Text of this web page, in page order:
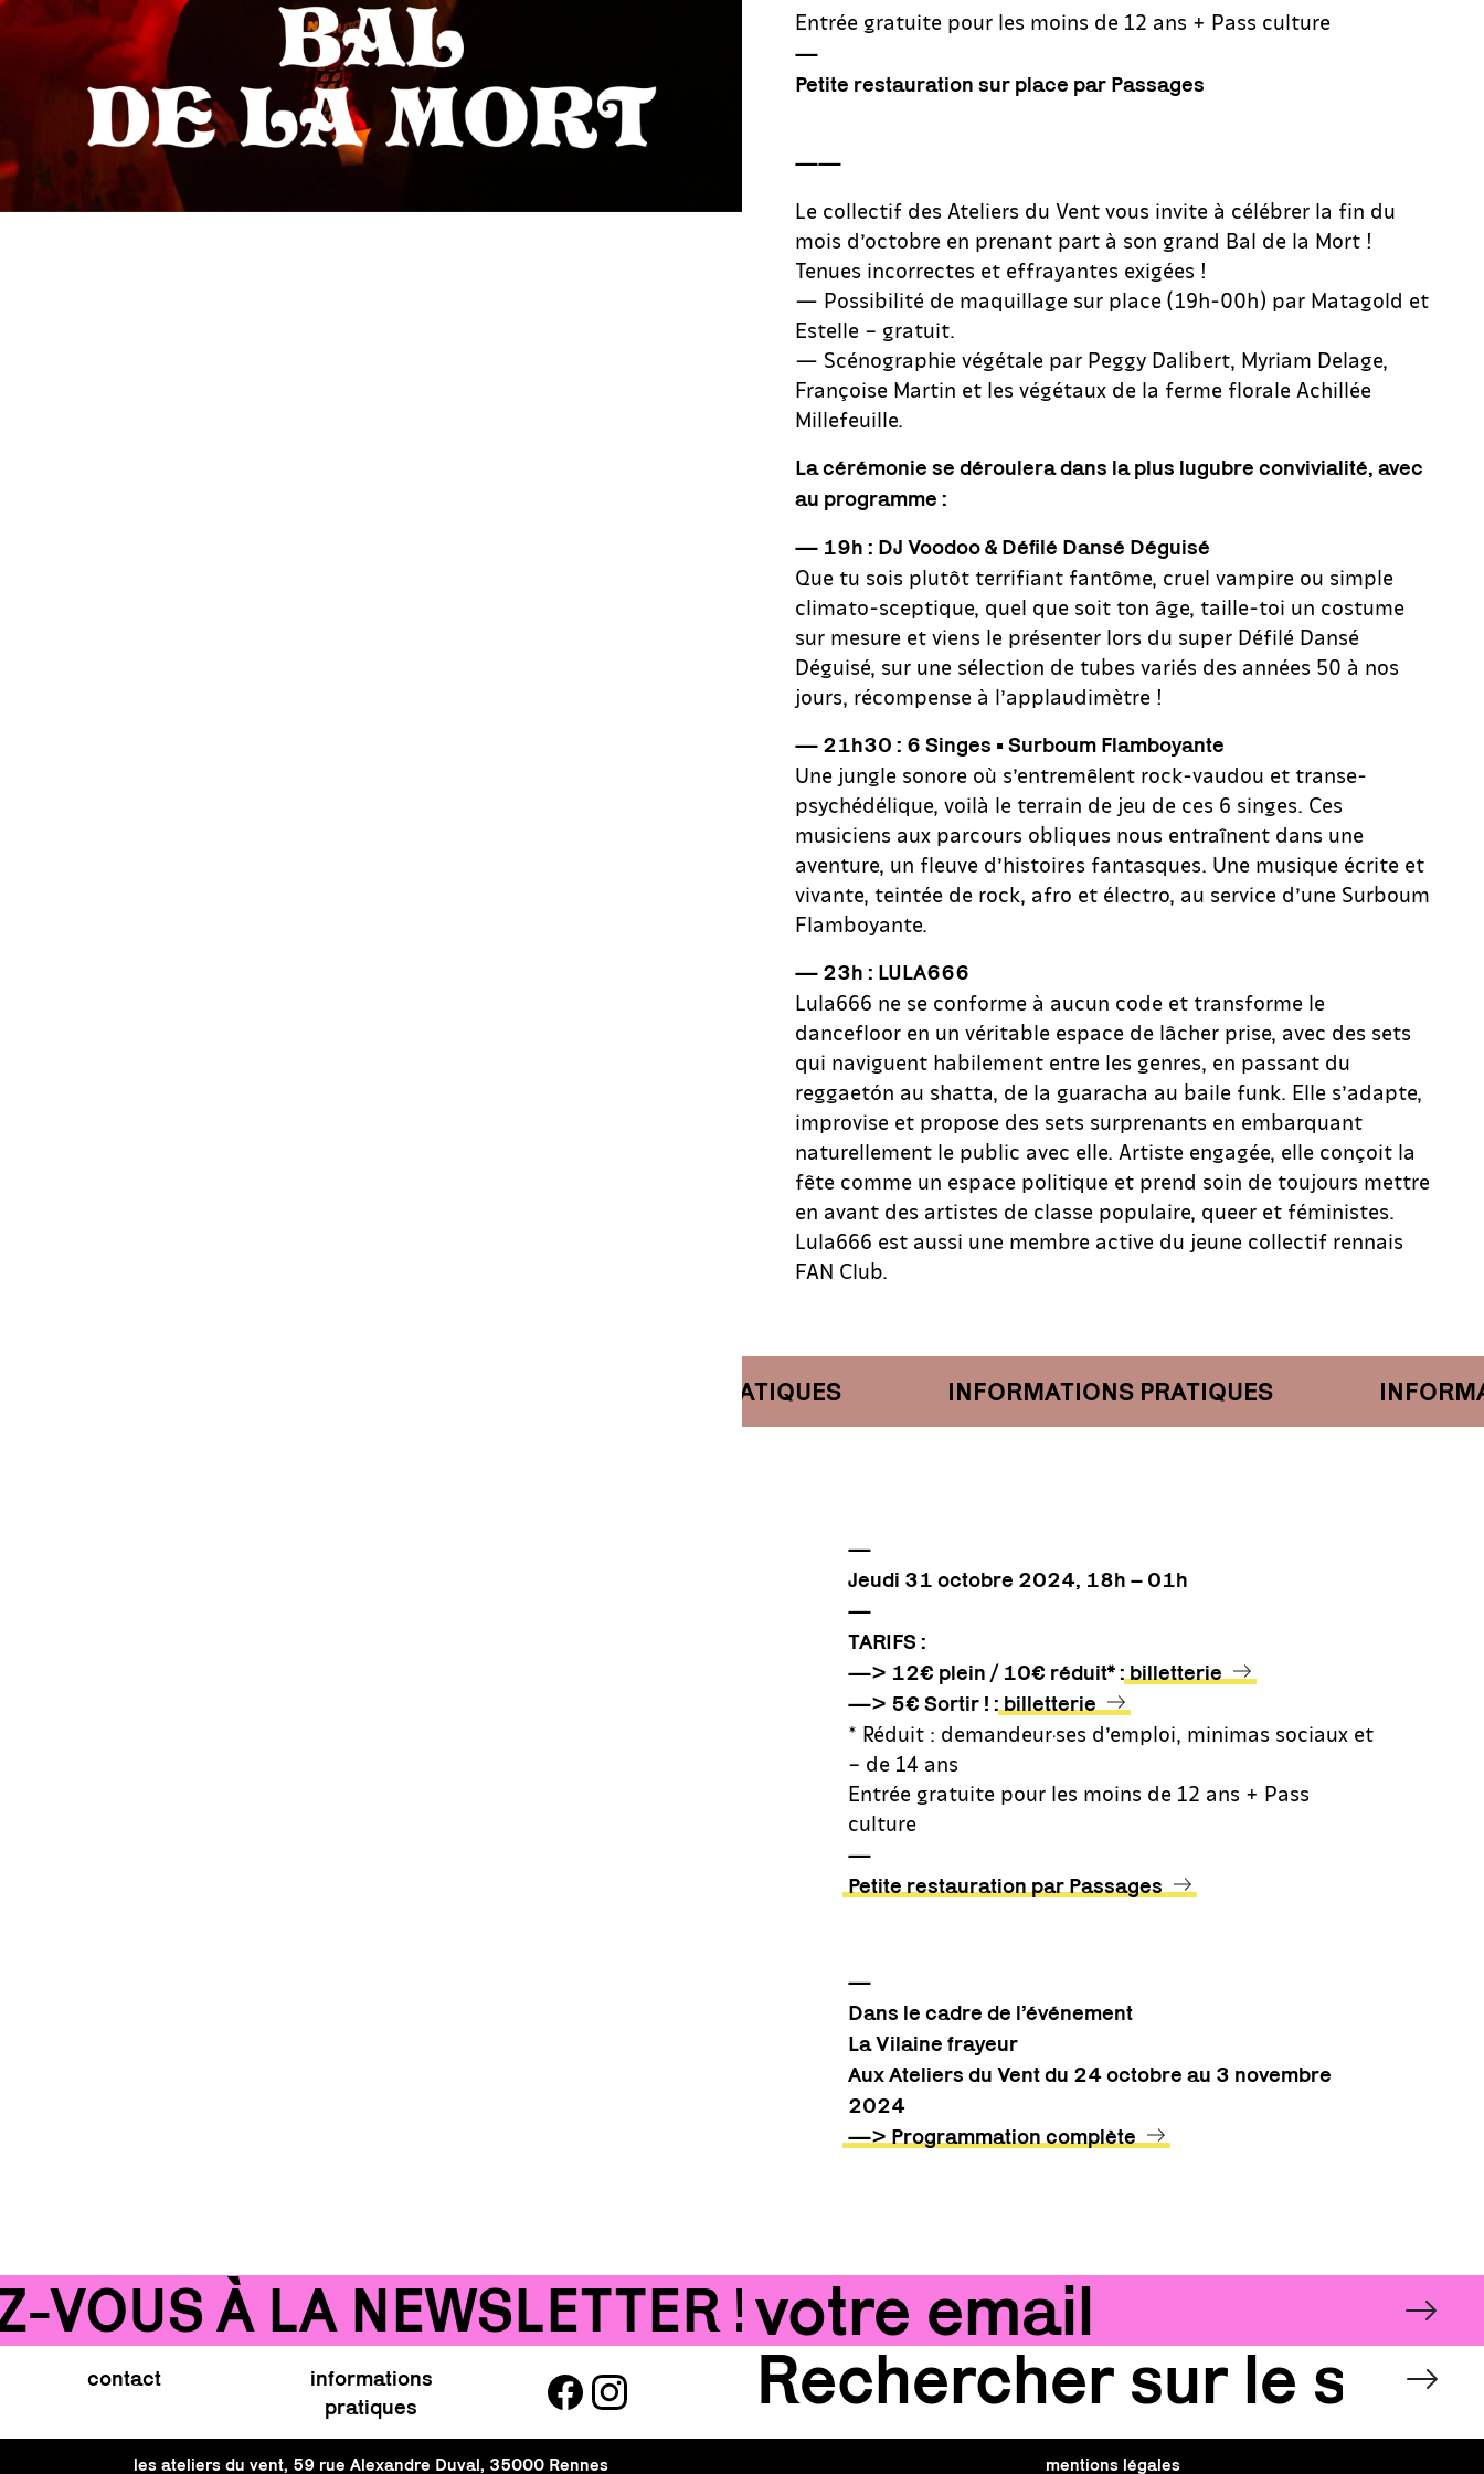
Entrée gratuite pour les moins de 12 ans + Pass culture
—
Petite restauration sur place par Passages
——
Le collectif des Ateliers du Vent vous invite à célébrer la fin du
mois d’octobre en prenant part à son grand Bal de la Mort !
Tenues incorrectes et effrayantes exigées !
— Possibilité de maquillage sur place (19h-00h) par Matagold et
Estelle – gratuit.
— Scénographie végétale par Peggy Dalibert, Myriam Delage,
Françoise Martin et les végétaux de la ferme florale Achillée
Millefeuille.
La cérémonie se déroulera dans la plus lugubre convivialité, avec
au programme :
— 19h : DJ Voodoo & Défilé Dansé Déguisé
Que tu sois plutôt terrifiant fantôme, cruel vampire ou simple
climato-sceptique, quel que soit ton âge, taille-toi un costume
sur mesure et viens le présenter lors du super Défilé Dansé
Déguisé, sur une sélection de tubes variés des années 50 à nos
jours, récompense à l’applaudimètre !
— 21h30 : 6 Singes • Surboum Flamboyante
Une jungle sonore où s’entremêlent rock-vaudou et transe-
psychédélique, voilà le terrain de jeu de ces 6 singes. Ces
musiciens aux parcours obliques nous entraînent dans une
aventure, un fleuve d’histoires fantasques. Une musique écrite et
vivante, teintée de rock, afro et électro, au service d’une Surboum
Flamboyante.
— 23h : LULA666
Lula666 ne se conforme à aucun code et transforme le
dancefloor en un véritable espace de lâcher prise, avec des sets
qui naviguent habilement entre les genres, en passant du
reggaetón au shatta, de la guaracha au baile funk. Elle s’adapte,
improvise et propose des sets surprenants en embarquant
naturellement le public avec elle. Artiste engagée, elle conçoit la
fête comme un espace politique et prend soin de toujours mettre
en avant des artistes de classe populaire, queer et féministes.
Lula666 est aussi une membre active du jeune collectif rennais
FAN Club.
INFORMATIONS PRATIQUES INFORMATIONS PRATIQUES
—
Jeudi 31 octobre 2024, 18h – 01h
—
TARIFS :
—> 12€ plein / 10€ réduit* : billetterie
—> 5€ Sortir ! : billetterie
* Réduit : demandeur·ses d’emploi, minimas sociaux et
– de 14 ans
Entrée gratuite pour les moins de 12 ans + Pass
culture
—
Petite restauration par Passages
—
Dans le cadre de l’événement
La Vilaine frayeur
Aux Ateliers du Vent du 24 octobre au 3 novembre
2024
—> Programmation complète
À LA NEWSLETTER !!! ABONNEZ-VOUS À LA
Email
contact
informations
pratiques
facebookinstagram
les ateliers du vent, 59 rue Alexandre Duval, 35000 Rennes mentions légales